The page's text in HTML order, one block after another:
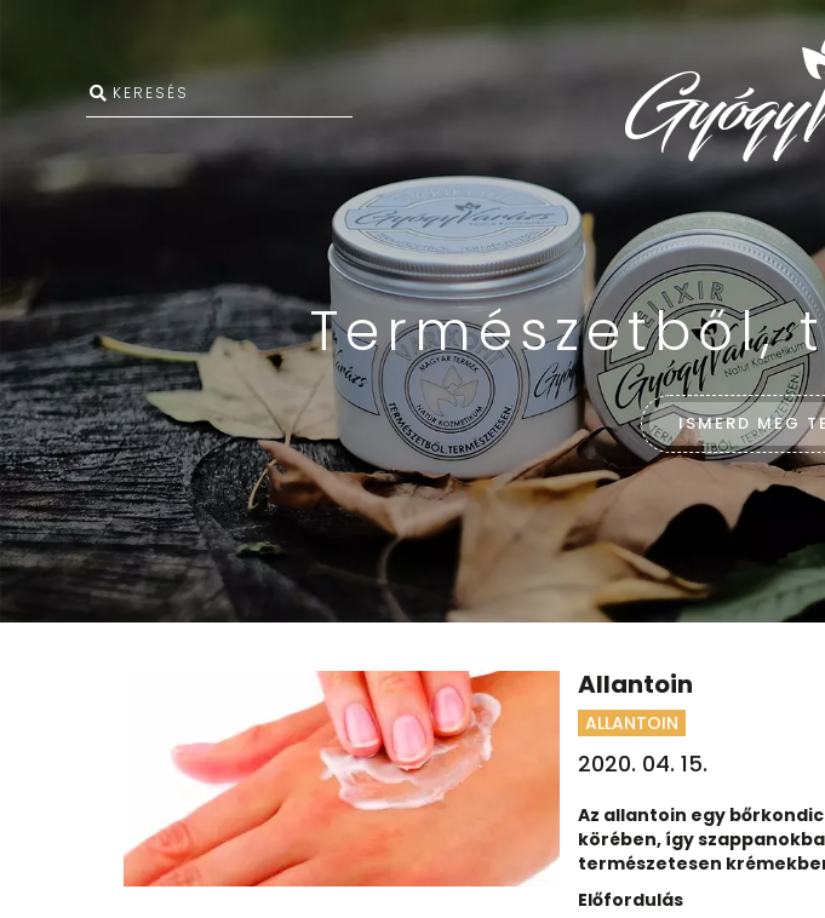
Természetből,
ISMERD MEG
Allantoin
ALLANTOIN
2020. 04. 15.
Az allantoin egy
körében, így
természetesen
Előfordulás